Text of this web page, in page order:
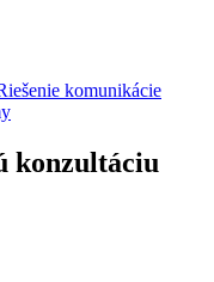
komunikácie
konzultáciu